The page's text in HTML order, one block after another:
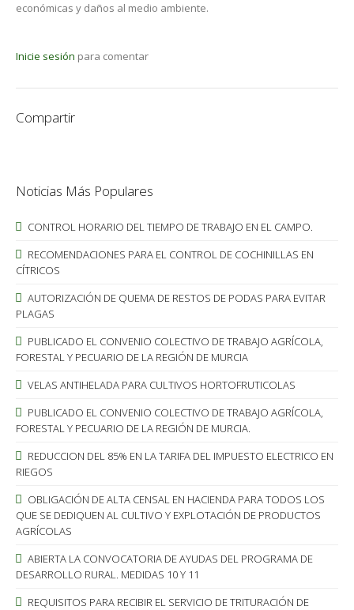
económicas y daños al medio ambiente.
Inicie sesión para comentar
Compartir
Noticias Más Populares
CONTROL HORARIO DEL TIEMPO DE TRABAJO EN EL CAMPO.
RECOMENDACIONES PARA EL CONTROL DE COCHINILLAS EN
CÍTRICOS
AUTORIZACIÓN DE QUEMA DE RESTOS DE PODAS PARA EVITAR
PLAGAS
PUBLICADO EL CONVENIO COLECTIVO DE TRABAJO AGRÍCOLA,
FORESTAL Y PECUARIO DE LA REGIÓN DE MURCIA
VELAS ANTIHELADA PARA CULTIVOS HORTOFRUTICOLAS
PUBLICADO EL CONVENIO COLECTIVO DE TRABAJO AGRÍCOLA,
FORESTAL Y PECUARIO DE LA REGIÓN DE MURCIA.
REDUCCION DEL 85% EN LA TARIFA DEL IMPUESTO ELECTRICO EN
RIEGOS
OBLIGACIÓN DE ALTA CENSAL EN HACIENDA PARA TODOS LOS
QUE SE DEDIQUEN AL CULTIVO Y EXPLOTACIÓN DE PRODUCTOS
AGRÍCOLAS
ABIERTA LA CONVOCATORIA DE AYUDAS DEL PROGRAMA DE
DESARROLLO RURAL. MEDIDAS 10 Y 11
REQUISITOS PARA RECIBIR EL SERVICIO DE TRITURACIÓN DE